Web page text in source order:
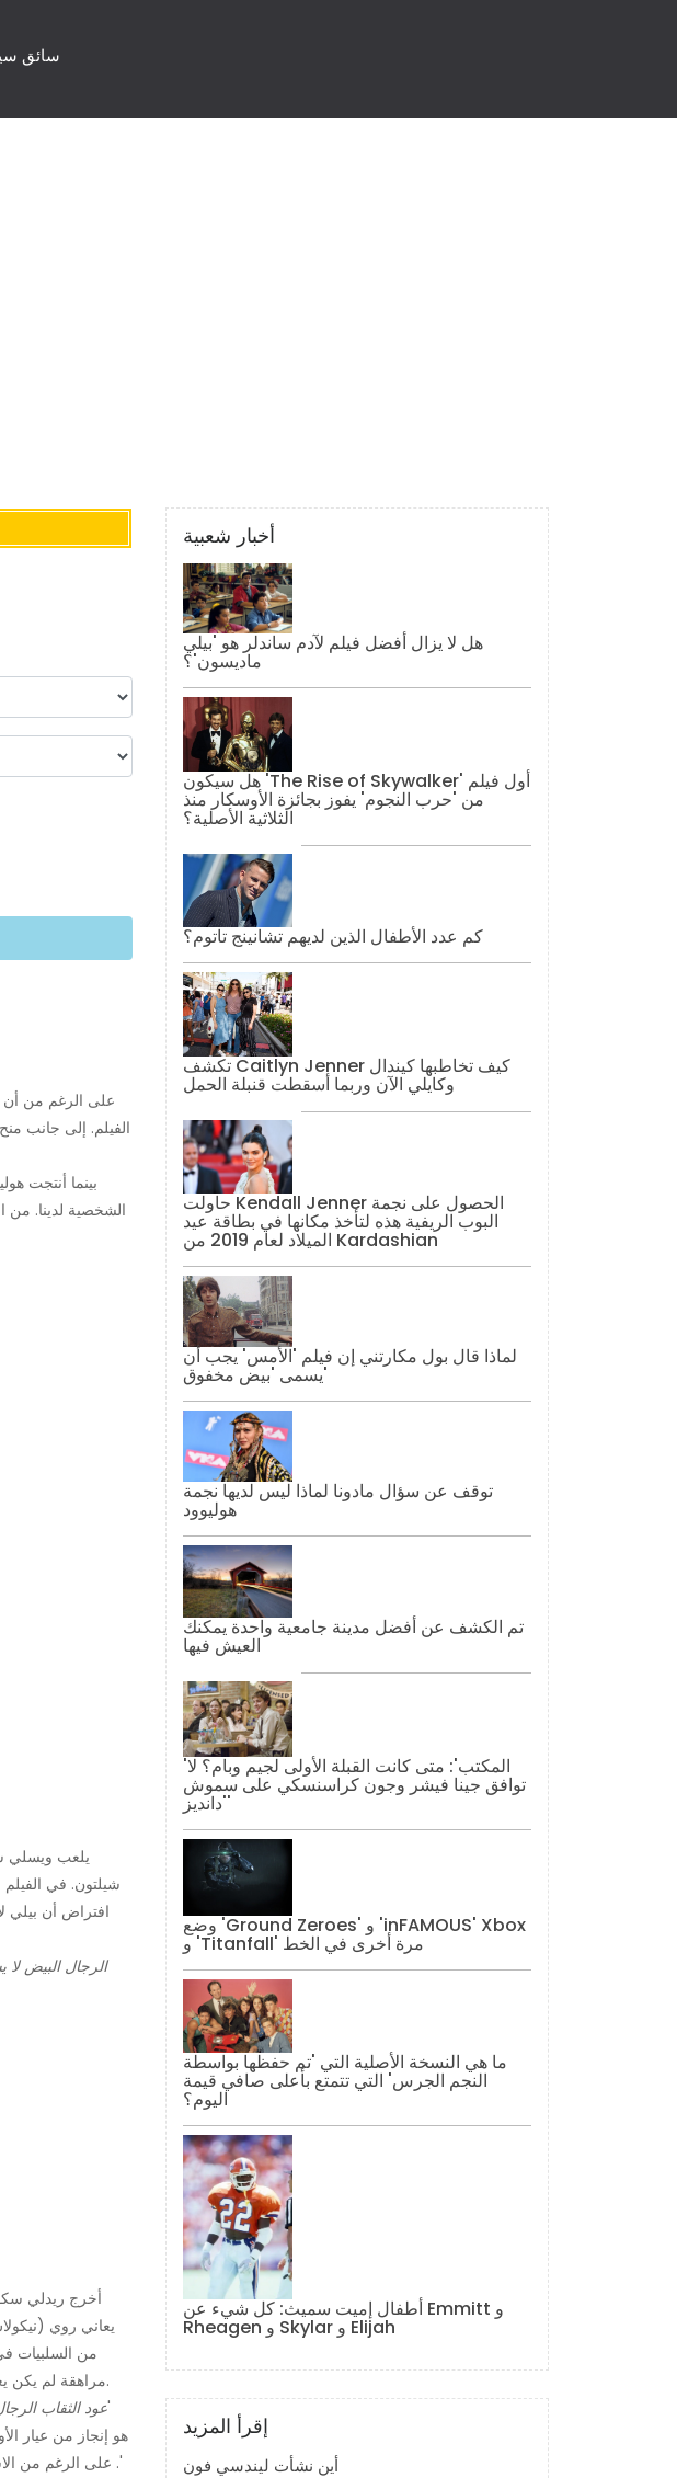
سائق
على الرغم من أن
الفيلم. إلى جانب
بينما أنتجت
الشخصية لدينا. من
يلعب ويسلي
شيلتون. في
افتراض أن بيلي
الرجال البيض لا
أخرج ريدلي
يعاني روي
من السلبيات
مراهقة لم يكن يعرف أنها تملكها من قبل. في هذه الأثناء ، يعمل `` روي '' و''فرانك '' لإنهاء خدعة كبرى على رجل أعمال ثري.
عود الثقاب
'. على الرغم من
أخبار شعبية
هل لا يزال أفضل فيلم لآدم ساندلر هو 'بيلي
ماديسون'؟
هل سيكون 'The Rise of Skywalker' أول فيلم
من 'حرب النجوم' يفوز بجائزة الأوسكار منذ
الثلاثية الأصلية؟
كم عدد الأطفال الذين لديهم تشانينج تاتوم؟
تكشف Caitlyn Jenner كيف تخاطبها كيندال
وكايلي الآن وربما أسقطت قنبلة الحمل
حاولت Kendall Jenner الحصول على نجمة
البوب ​​الريفية هذه لتأخذ مكانها في بطاقة عيد
الميلاد لعام 2019 من Kardashian
لماذا قال بول مكارتني إن فيلم 'الأمس' يجب أن
يسمى 'بيض مخفوق'
توقف عن سؤال مادونا لماذا ليس لديها نجمة
هوليوود
تم الكشف عن أفضل مدينة جامعية واحدة يمكنك
العيش فيها
'المكتب': متى كانت القبلة الأولى لجيم وبام؟ لا
توافق جينا فيشر وجون كراسنسكي على سموش
'دانديز'
وضع 'Ground Zeroes' و 'inFAMOUS' Xbox
و 'Titanfall' مرة أخرى في الخط
ما هي النسخة الأصلية التي 'تم حفظها بواسطة
النجم الجرس' التي تتمتع بأعلى صافي قيمة
اليوم؟
أطفال إميت سميث: كل شيء عن Emmitt و
Rheagen و Skylar و Elijah
إقرأ المزيد
أين نشأت ليندسي فون